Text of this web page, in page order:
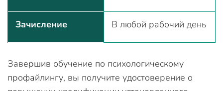
Зачисление В любой рабочий день
Завершив обучение по психологическому
профайлингу, вы получите удостоверение о